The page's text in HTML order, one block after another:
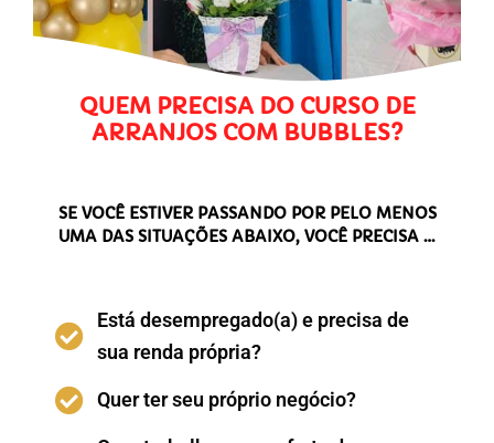
QUEM PRECISA DO CURSO DE
ARRANJOS COM BUBBLES?
SE VOCÊ ESTIVER PASSANDO POR PELO MENOS
UMA DAS SITUAÇÕES ABAIXO, VOCÊ PRECISA …
Está desempregado(a) e precisa de
sua renda própria?
Quer ter seu próprio negócio?